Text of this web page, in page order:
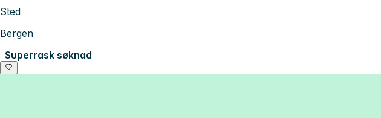
Sted
Bergen
Superrask søknad